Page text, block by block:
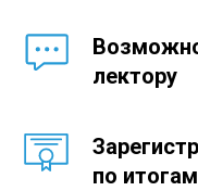
лектору
по